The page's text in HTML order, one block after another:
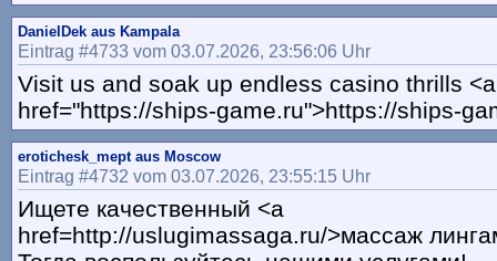
DanielDek aus Kampala
Eintrag #4733 vom 03.07.2026, 23:56:06 Uhr
Visit us and soak up endless casino thrills <a
href="https://ships-game.ru">https://ships-
erotichesk_mept aus Moscow
Eintrag #4732 vom 03.07.2026, 23:55:15 Uhr
Ищете качественный <a
href=http://uslugimassaga.ru/>массаж